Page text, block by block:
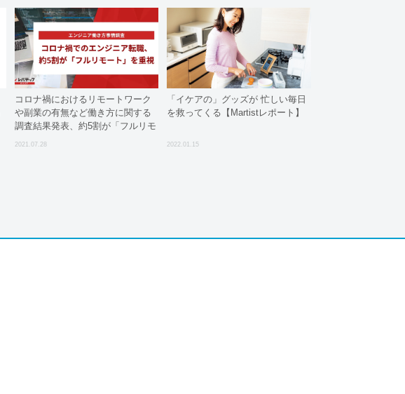
コロナ禍におけるリモートワーク
や副業の有無など働き方に関する
調査結果発表、約5割が「フルリモ
ート」を重視
2021.07.28
「イケアの」グッズが 忙しい毎日
を救ってくる【Martistレポート】
2022.01.15